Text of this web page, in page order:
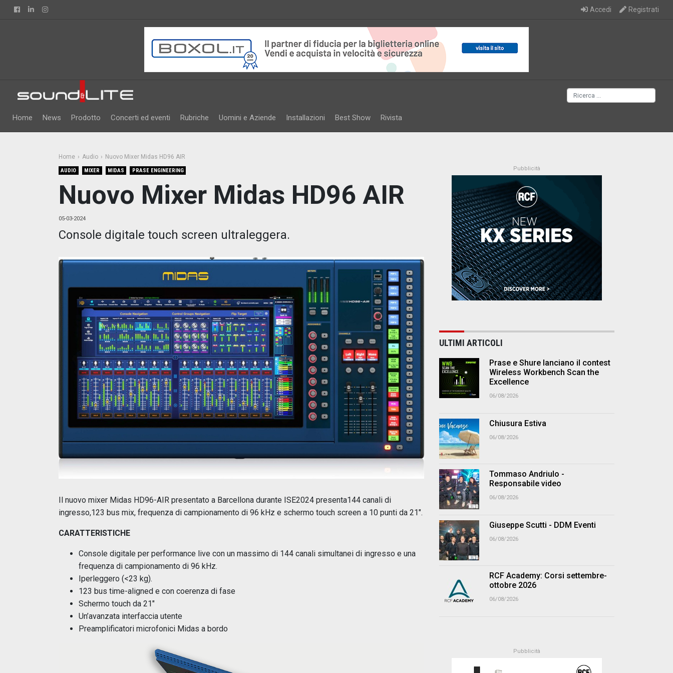
FacebookLinkedin Accedi Registrati
Home News Prodotto Concerti ed eventi Rubriche Uomini e Aziende Installazioni Best Show Rivista
Home Audio Nuovo Mixer Midas HD96 AIR
AUDIO MIXER MIDAS PRASE ENGINEERING
Nuovo Mixer Midas HD96 AIR
05-03-2024
Console digitale touch screen ultraleggera.
Il nuovo mixer Midas HD96-AIR presentato a Barcellona durante ISE2024 presenta144 canali di
ingresso,123 bus mix, frequenza di campionamento di 96 kHz e schermo touch screen a 10 punti da 21″.
CARATTERISTICHE
Console digitale per performance live con un massimo di 144 canali simultanei di ingresso e una
frequenza di campionamento di 96 kHz.
Iperleggero (<23 kg).
123 bus time-aligned e con coerenza di fase
Schermo touch da 21″
Un’avanzata interfaccia utente
Preamplificatori microfonici Midas a bordo
ULTIMI ARTICOLI
Prase e Shure lanciano il contest
Wireless Workbench Scan the
Excellence
06/08/2026
Chiusura Estiva
06/08/2026
Tommaso Andriulo -
Responsabile video
06/08/2026
Giuseppe Scutti - DDM Eventi
06/08/2026
RCF Academy: Corsi settembre-
ottobre 2026
06/08/2026